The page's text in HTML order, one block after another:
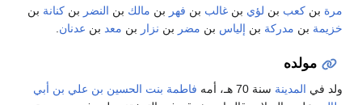
مرة بن كعب بن لؤي بن غالب بن فهر بن مالك بن النضر بن كنانة بن
خزيمة بن مدركة بن إلياس بن مضر بن نزار بن معد بن عدنان
مولده
ولد في المدينة سنة 70 هـ، أمه
فاطمة بنت الحسين بن علي بن أبي